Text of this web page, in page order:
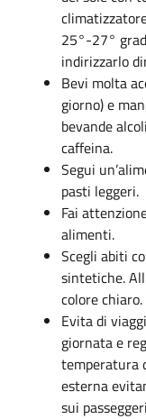
25°-27°
indirizzarlo
Bevi molta
giorno) e
bevande
caffeina.
Segui
pasti leggeri.
Fai
alimenti.
Scegli abiti
sintetiche.
colore chiaro.
Evita di
giornata e
temperatura
esterna
sui